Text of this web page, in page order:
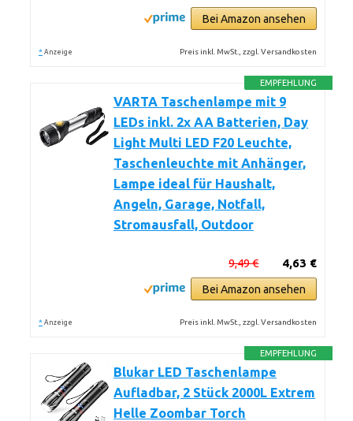
Bei Amazon ansehen
* Anzeige Preis inkl. MwSt., zzgl. Versandkosten
EMPFEHLUNG
VARTA Taschenlampe mit 9
LEDs inkl. 2x AA Batterien, Day
Light Multi LED F20 Leuchte,
Taschenleuchte mit Anhänger,
Lampe ideal für Haushalt,
Angeln, Garage, Notfall,
Stromausfall, Outdoor
4,63 €
9,49 €
Bei Amazon ansehen
* Anzeige Preis inkl. MwSt., zzgl. Versandkosten
EMPFEHLUNG
Blukar LED Taschenlampe
Aufladbar, 2 Stück 2000L Extrem
Helle Zoombar Torch